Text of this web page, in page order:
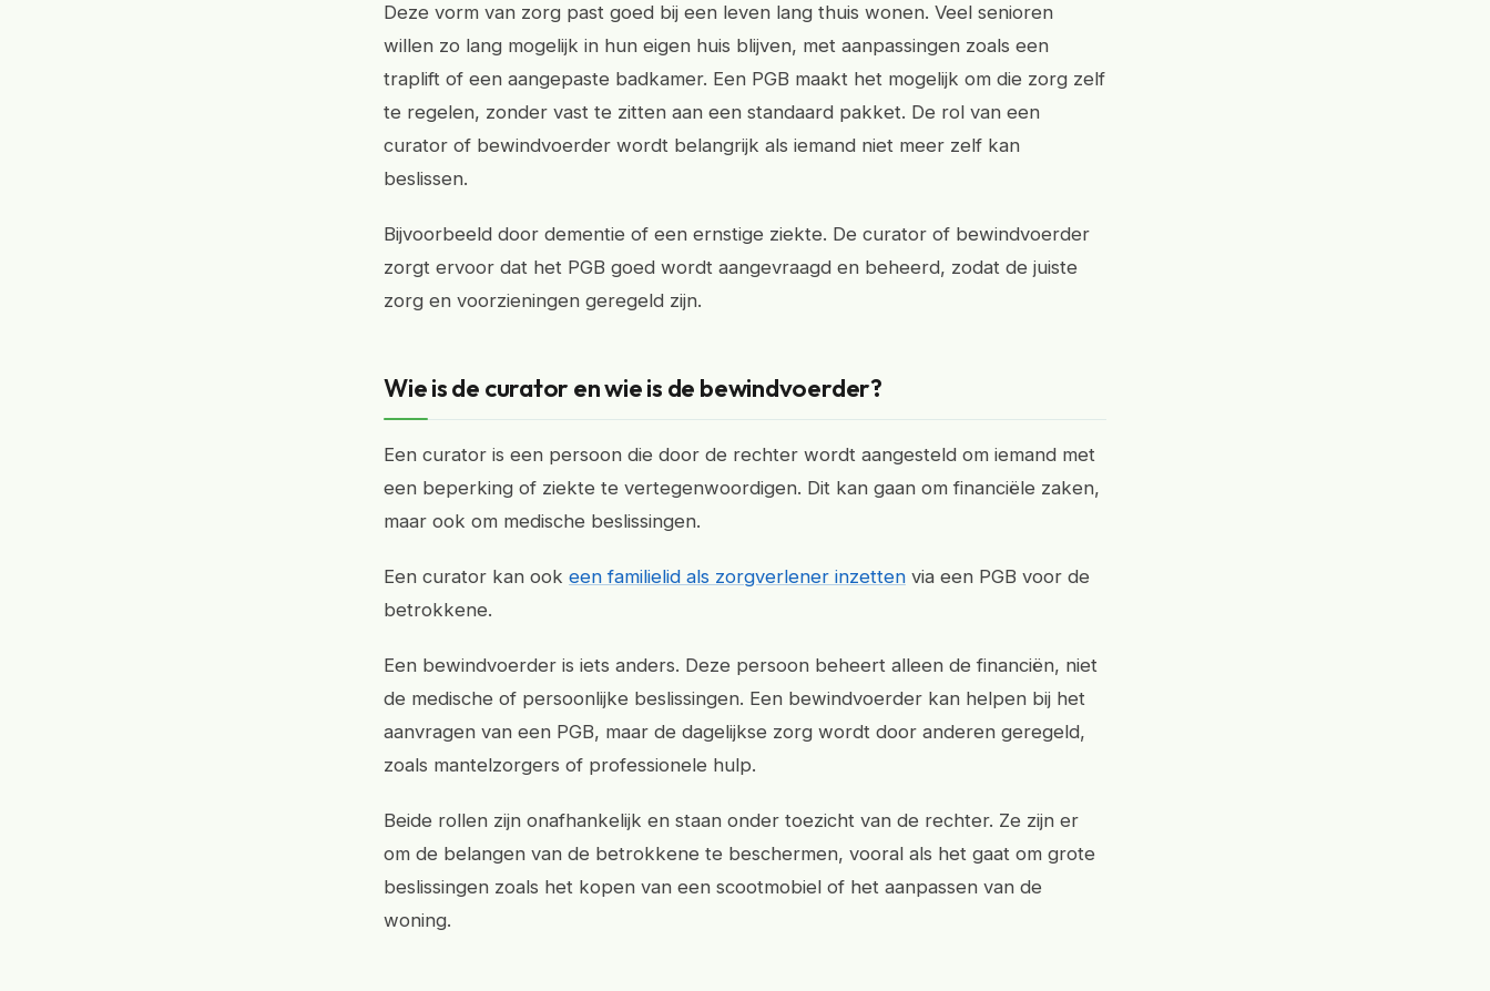
Deze vorm van zorg past goed bij een leven lang thuis wonen. Veel senioren
willen zo lang mogelijk in hun eigen huis blijven, met aanpassingen zoals een
traplift of een aangepaste badkamer. Een PGB maakt het mogelijk om die zorg zelf
te regelen, zonder vast te zitten aan een standaard pakket. De rol van een
curator of bewindvoerder wordt belangrijk als iemand niet meer zelf kan
beslissen.
Bijvoorbeeld door dementie of een ernstige ziekte. De curator of bewindvoerder
zorgt ervoor dat het PGB goed wordt aangevraagd en beheerd, zodat de juiste
zorg en voorzieningen geregeld zijn.
Wie is de curator en wie is de bewindvoerder?
Een curator is een persoon die door de rechter wordt aangesteld om iemand met
een beperking of ziekte te vertegenwoordigen. Dit kan gaan om financiële zaken,
maar ook om medische beslissingen.
Een curator kan ook een familielid als zorgverlener inzetten via een PGB voor de
betrokkene.
Een bewindvoerder is iets anders. Deze persoon beheert alleen de financiën, niet
de medische of persoonlijke beslissingen. Een bewindvoerder kan helpen bij het
aanvragen van een PGB, maar de dagelijkse zorg wordt door anderen geregeld,
zoals mantelzorgers of professionele hulp.
Beide rollen zijn onafhankelijk en staan onder toezicht van de rechter. Ze zijn er
om de belangen van de betrokkene te beschermen, vooral als het gaat om grote
beslissingen zoals het kopen van een scootmobiel of het aanpassen van de
woning.